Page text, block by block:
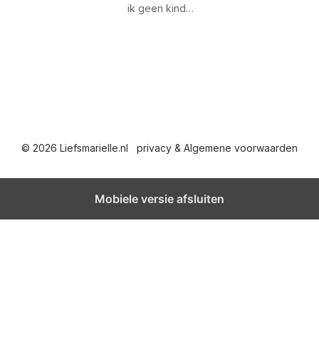
ik geen kind…
© 2026 Liefsmarielle.nl privacy & Algemene voorwaarden
Mobiele versie afsluiten